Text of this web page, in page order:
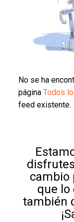
No se ha
página Todos
feed existente.
cambio
que lo
también